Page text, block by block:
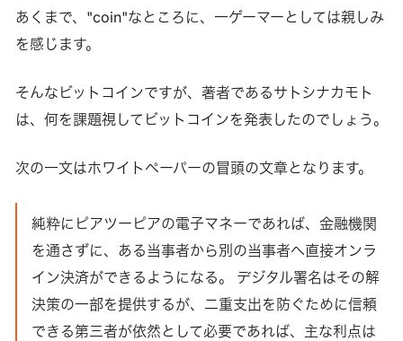
あくまで、"coin"なところに、一ゲーマーとしては親しみ
を感じます。
そんなビットコインですが、著者であるサトシナカモト
は、何を課題視してビットコインを発表したのでしょう。
次の一文はホワイトペーパーの冒頭の文章となります。
純粋にピアツーピアの電子マネーであれば、金融機関
を通さずに、ある当事者から別の当事者へ直接オンラ
イン決済ができるようになる。 デジタル署名はその解
決策の一部を提供するが、二重支出を防ぐために信頼
できる第三者が依然として必要であれば、主な利点は